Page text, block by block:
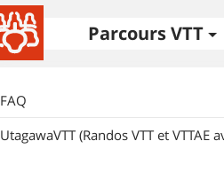
Parcours VTT
FAQ
UtagawaVTT (Randos VTT et VTTAE